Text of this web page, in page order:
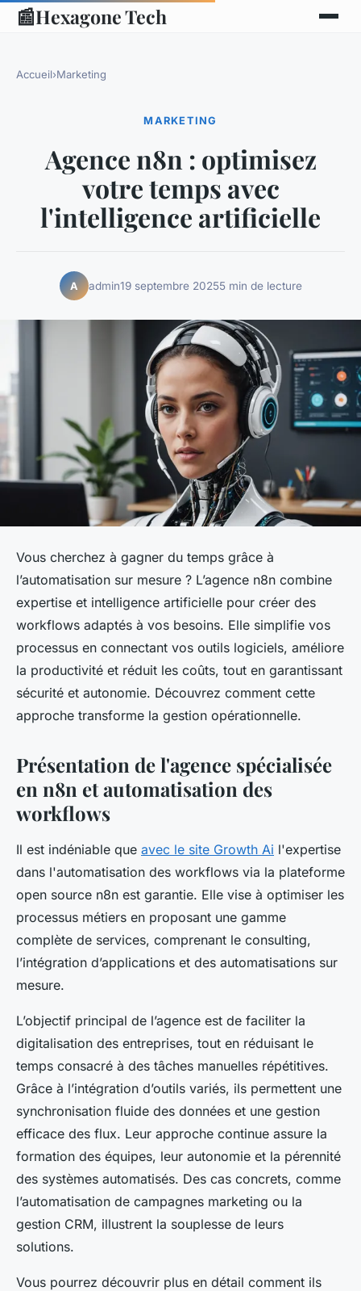
📰Hexagone Tech
Accueil›Marketing
MARKETING
Agence n8n : optimisez
votre temps avec
l'intelligence artificielle
A admin19 septembre 20255 min de lecture
Vous cherchez à gagner du temps grâce à
l’automatisation sur mesure ? L’agence n8n combine
expertise et intelligence artificielle pour créer des
workflows adaptés à vos besoins. Elle simplifie vos
processus en connectant vos outils logiciels, améliore
la productivité et réduit les coûts, tout en garantissant
sécurité et autonomie. Découvrez comment cette
approche transforme la gestion opérationnelle.
Présentation de l'agence spécialisée
en n8n et automatisation des
workflows
Il est indéniable que avec le site Growth Ai l'expertise
dans l'automatisation des workflows via la plateforme
open source n8n est garantie. Elle vise à optimiser les
processus métiers en proposant une gamme
complète de services, comprenant le consulting,
l’intégration d’applications et des automatisations sur
mesure.
L’objectif principal de l’agence est de faciliter la
digitalisation des entreprises, tout en réduisant le
temps consacré à des tâches manuelles répétitives.
Grâce à l’intégration d’outils variés, ils permettent une
synchronisation fluide des données et une gestion
efficace des flux. Leur approche continue assure la
formation des équipes, leur autonomie et la pérennité
des systèmes automatisés. Des cas concrets, comme
l’automatisation de campagnes marketing ou la
gestion CRM, illustrent la souplesse de leurs
solutions.
Vous pourrez découvrir plus en détail comment ils